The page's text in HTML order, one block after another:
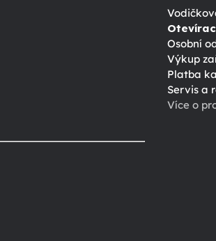
Osobní
Výkup
Platba
Servis a
Více o